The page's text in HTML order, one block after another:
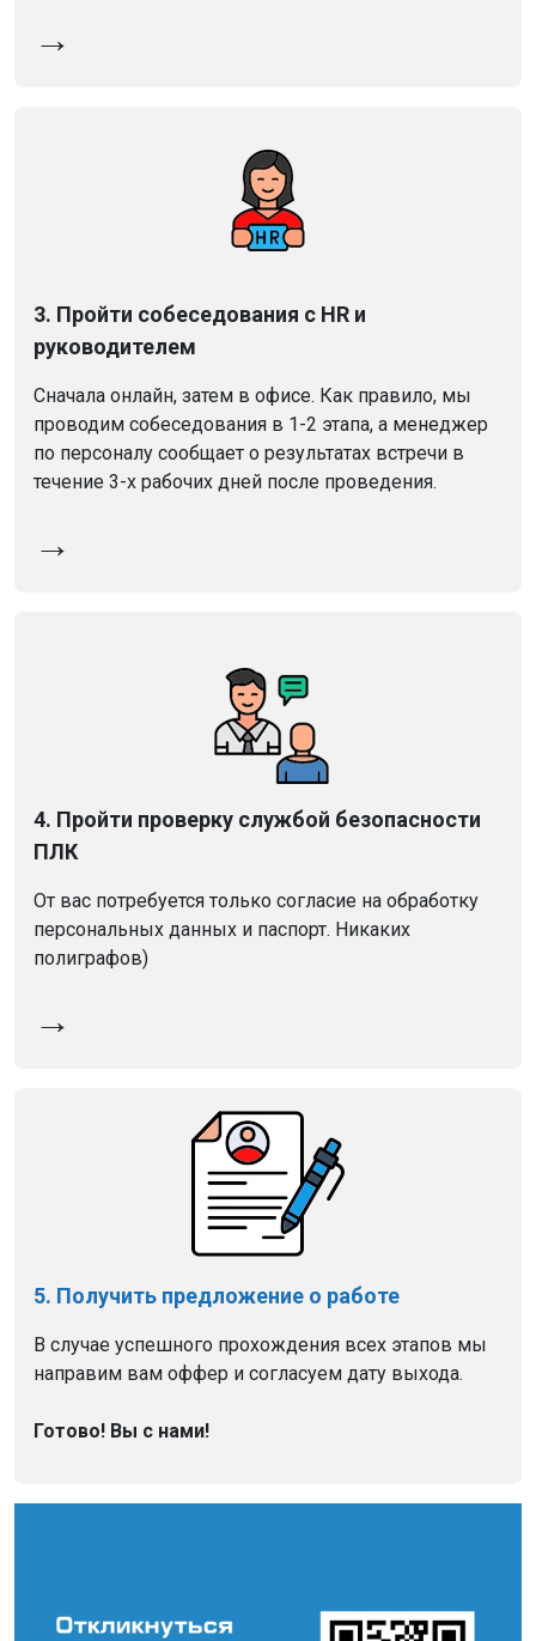
→
3. Пройти собеседования с HR и
руководителем
Сначала онлайн, затем в офисе. Как правило, мы
проводим собеседования в 1-2 этапа, а менеджер
по персоналу сообщает о результатах встречи в
течение 3-х рабочих дней после проведения.
→
4. Пройти проверку службой безопасности
ПЛК
От вас потребуется только согласие на обработку
персональных данных и паспорт. Никаких
полиграфов)
→
5. Получить предложение о работе
В случае успешного прохождения всех этапов мы
направим вам оффер и согласуем дату выхода.
Готово! Вы с нами!